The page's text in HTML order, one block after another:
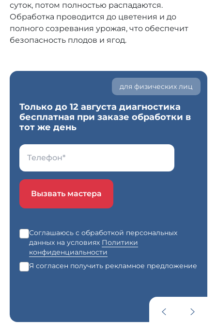
суток, потом полностью распадаются.
Обработка проводится до цветения и до
полного созревания урожая, что обеспечит
безопасность плодов и ягод.
для физических лиц
Только до 12 августа диагностика
бесплатная при заказе обработки в
тот же день
Вызвать мастера
Соглашаюсь с обработкой персональных
данных на условиях Политики
конфиденциальности
Я согласен получить рекламное предложение